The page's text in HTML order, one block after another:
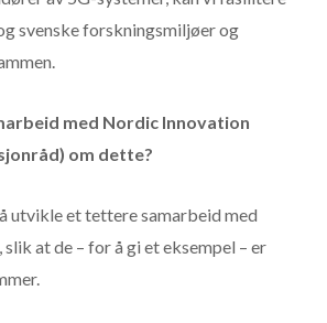
svenske forskningsmiljøer og
med Nordic Innovation
om dette?
utvikle et tettere samarbeid med
at de – for å gi et eksempel – er